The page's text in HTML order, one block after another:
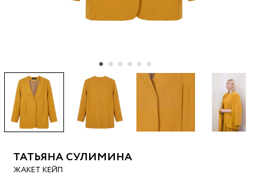
ТАТЬЯНА СУЛИМИНА
ЖАКЕТ КЕЙП